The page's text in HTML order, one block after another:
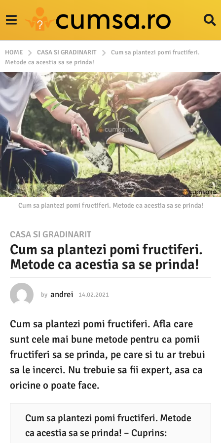
HOME CASA SI GRADINARIT
Cum sa plantezi pomi fructiferi.
Metode ca acestia sa se prinda!
Cum sa plantezi pomi fructiferi. Metode ca acestia sa se prinda!
1
4
.
2
2
0
2
1
1
4
CASA SI GRADINARIT
Cum sa plantezi pomi fructiferi.
Metode ca acestia sa se prinda!
by andrei 14.02.2021
0
.
2
0
2
Cum sa plantezi pomi fructiferi. Afla care
sunt cele mai bune metode pentru ca pomii
fructiferi sa se prinda, pe care si tu ar trebui
sa le incerci. Nu trebuie sa fii expert, asa ca
oricine o poate face.
Cum sa plantezi pomi fructiferi. Metode
ca acestia sa se prinda! – Cuprins: